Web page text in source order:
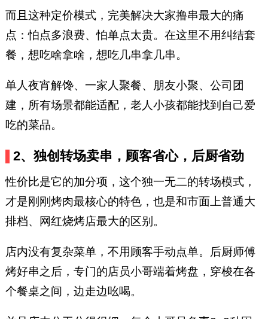
而且这种定价模式，完美解决大家撸串最大的痛
点：怕点多浪费、怕单点太贵。在这里不用纠结套
餐，想吃啥拿啥，想吃几串拿几串。
单人夜宵解馋、一家人聚餐、朋友小聚、公司团
建，所有场景都能适配，老人小孩都能找到自己爱
吃的菜品。
2、独创转场卖串，顾客省心，后厨省劲
性价比是它的加分项，这个独一无二的转场模式，
才是刚刚烤肉最核心的特色，也是和市面上普通大
排档、网红烧烤店最大的区别。
店内没有复杂菜单，不用顾客手动点单。后厨师傅
烤好串之后，专门的店员小哥端着烤盘，穿梭在各
个餐桌之间，边走边吆喝。